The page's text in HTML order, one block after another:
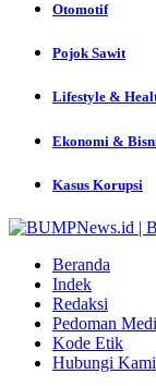
Otomotif
Pojok Sawit
Lifestyle &
Ekonomi &
Kasus Korupsi
Beranda
Indek
Redaksi
Pedoman
Kode Etik
Hubungi Kami